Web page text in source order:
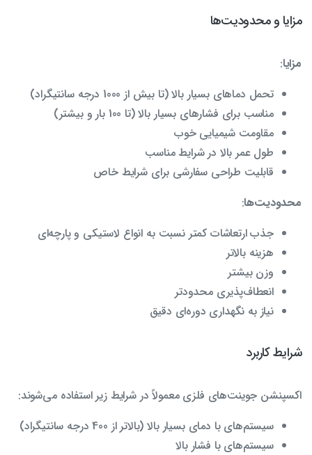
مزایا و محدودیت‌ها
مزایا:
تحمل دماهای بسیار بالا (تا بیش از 1000 درجه سانتیگراد)
مناسب برای فشارهای بسیار بالا (تا 100 بار و بیشتر)
مقاومت شیمیایی خوب
طول عمر بالا در شرایط مناسب
قابلیت طراحی سفارشی برای شرایط خاص
محدودیت‌ها:
جذب ارتعاشات کمتر نسبت به انواع لاستیکی و پارچه‌ای
هزینه بالاتر
وزن بیشتر
انعطاف‌پذیری محدودتر
نیاز به نگهداری دوره‌ای دقیق
شرایط کاربرد
اکسپنشن جوینت‌های فلزی معمولاً در شرایط زیر استفاده می‌شوند:
سیستم‌های با دمای بسیار بالا (بالاتر از 400 درجه سانتیگراد)
سیستم‌های با فشار بالا